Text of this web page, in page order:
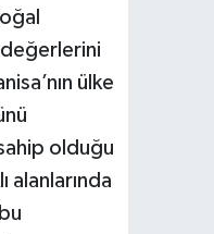
değerlerini
ülke
olduğu